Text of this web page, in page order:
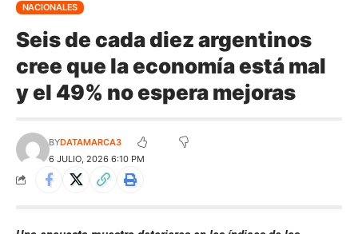
NACIONALES
Seis de cada diez argentinos
cree que la economía está mal
y el 49% no espera mejoras
6 JULIO, 2026 6:10 PM
BYDATAMARCA3